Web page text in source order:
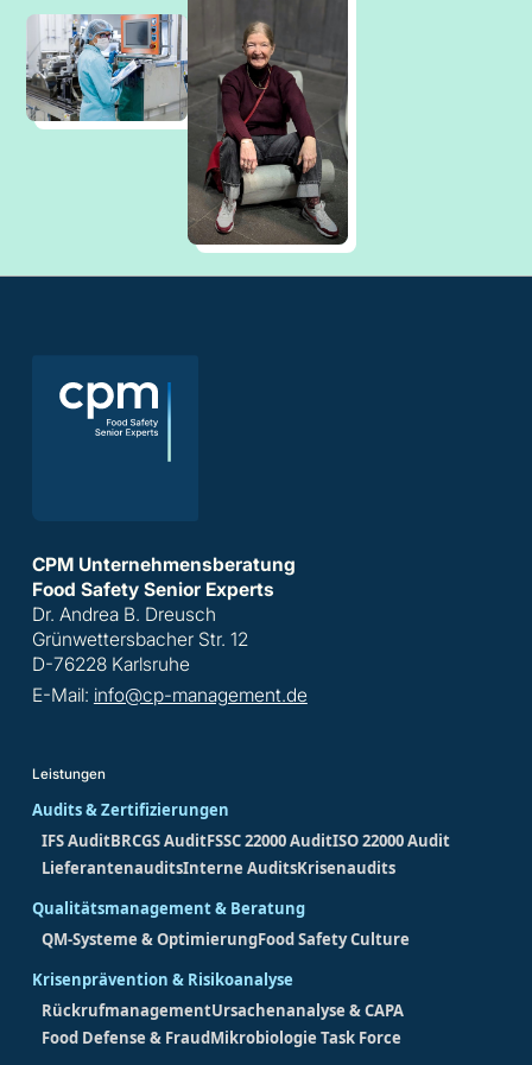
CPM Unternehmensberatung
Food Safety Senior Experts
Dr. Andrea B. Dreusch
Grünwettersbacher Str. 12
D-76228 Karlsruhe
E-Mail: info@cp-management.de
Leistungen
Audits & Zertifizierungen
IFS AuditBRCGS AuditFSSC 22000 AuditISO 22000 Audit
LieferantenauditsInterne AuditsKrisenaudits
Qualitätsmanagement & Beratung
QM-Systeme & OptimierungFood Safety Culture
Krisenprävention & Risikoanalyse
RückrufmanagementUrsachenanalyse & CAPA
Food Defense & FraudMikrobiologie Task Force